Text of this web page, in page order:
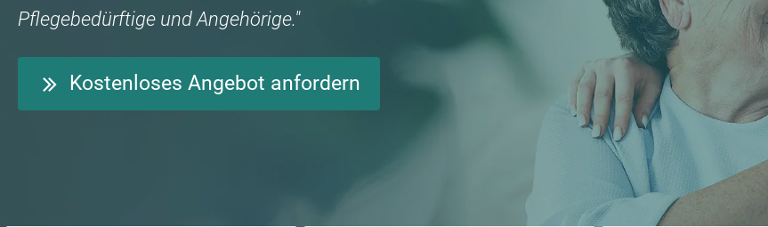
Pflegebedürftige und Angehörige."
Kostenloses Angebot anfordern